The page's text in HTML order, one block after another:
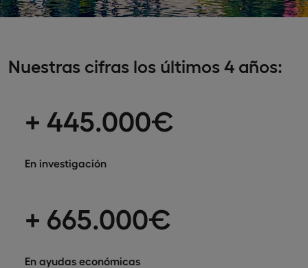
Nuestras cifras los últimos 4 años:
+ 445.000€
En investigación
+ 665.000€
En ayudas económicas